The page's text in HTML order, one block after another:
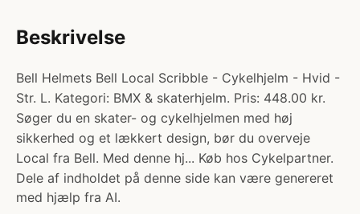
Beskrivelse
Bell Helmets Bell Local Scribble - Cykelhjelm - Hvid -
Str. L. Kategori: BMX & skaterhjelm. Pris: 448.00 kr.
Søger du en skater- og cykelhjelmen med høj
sikkerhed og et lækkert design, bør du overveje
Local fra Bell. Med denne hj... Køb hos Cykelpartner.
Dele af indholdet på denne side kan være genereret
med hjælp fra AI.